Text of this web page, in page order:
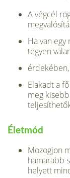
A végcél
Ha van
tegyen
Elakadt a
meg
Életmód
Mozogjon
hamarabb
helyett